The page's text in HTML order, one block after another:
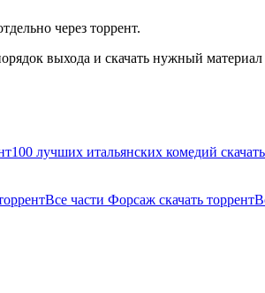
через торрент.
выхода и скачать нужный материал
100 лучших итальянских комедий
Все части Форсаж скачать торрент